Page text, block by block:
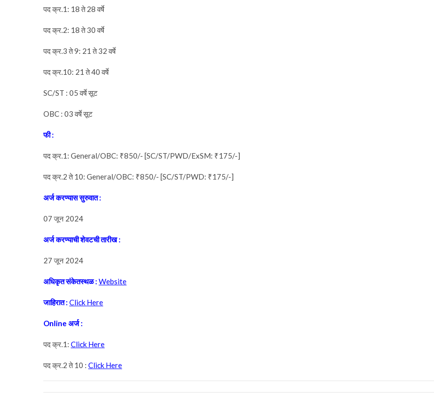
पद क्र.1: 18 ते 28 वर्षे
पद क्र.2: 18 ते 30 वर्षे
पद क्र.3 ते 9: 21 ते 32 वर्षे
पद क्र.10: 21 ते 40 वर्षे
SC/ST : 05 वर्षे सूट
OBC : 03 वर्षे सूट
फी:
पद क्र.1: General/OBC: ₹850/- [SC/ST/PWD/ExSM: ₹175/-]
पद क्र.2 ते 10: General/OBC: ₹850/- [SC/ST/PWD: ₹175/-]
अर्जकरण्याससुरुवात:
07 जून 2024
अर्जकरण्याचीशेवटचीतारीख:
27 जून 2024
अधिकृतसंकेतस्थळ: Website
जाहिरात: Click Here
Online अर्ज:
पद क्र.1: Click Here
पद क्र.2 ते 10 : Click Here